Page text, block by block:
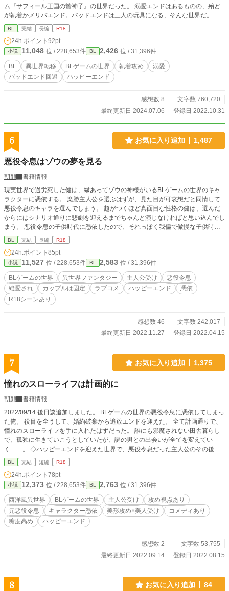
ム『サフィール王国の贄神子』の世界だった。 溺愛エンドはあるものの、殆ど
が執着かメリバエンド。バッドエンドは三人の玩具になる、そんな世界だ。 そ
れに、たった一人の家族、姉にはもう会えない。そのはずが……。 「その声
っ、風真！？」 「えっ！？ 姉ちゃん！？」 クエストクリア報酬は、まさかの
姉との通話だった。 定期的に発生する魔物討伐イベントをクリアしつつ、姉の
アドバイスでバッドエンド回避を目指す。 「姉ちゃん……なんか、ゲームと違
ってきた……」 徐々にズレていく世界。 多発する年齢指定のイベントが、甘い
ものに変わっていく。 友情エンドも目指せるかも？ 淡い期待を抱く風真の行
き着く先は――。 ※今作は、複数人との交際エンドはありません。
BL 完結 長編 R18
24h.ポイント 92pt
小説 11,048 位 / 228,653件 BL 2,426 位 / 31,396件
BL 異世界転移 BLゲームの世界 執着攻め
溺愛
バッドエンド回避
ハッピーエンド
感想数 8
文字数 760,720
最終更新日 2024.07.06
登録日 2022.10.31
6 お気に入り追加 1,487
悪役令息はゾウの夢を見る
朝顔
書籍情報
現実世界で過労死した健は、縁あってゾウの神様がいるBLゲームの世界のキャ
ラクターに憑依する。 楽勝主人公を選ぶはずが、見た目が可哀想だと同情して
悪役令息のキャラを選んでしまう。 超がつくほど真面目な性格の健は、選んだ
からにはシナリオ通りに悲劇を迎えるまでちゃんと演じなければと思い込んでし
まう。 悪役令息の子供時代に憑依したので、それっぽく我儘で傲慢な子供時代
を胃痛を抱えながら、必死に演じていた。 そんな中、ついに因縁の主人公が登
場したので悪役として接するのだが、主人公は予想を超える人物だった。 嫌わ
れようとしているのに、全然嫌ってくれなくてむしろどんどん懐いてしまう。
しかも儚げ美人主人公に成長するはずなのに、なぜか正反対に逞しく成長してし
まい……。 なんとかシナリオ通りに軌道修正しようと奮闘するのだが思いもよ
らぬ方向に……。 嫌われ者の悪役令息なのに、他のキャラ達とも仲良くなって
しまう。 健は新しい世界で幸せを見つけることができるのか。 ※※※ 悪役令息
になりきれなかった主人公が総愛されするお話です。 恋愛面では固定カプ。 子
BL 完結 長編 R18
24h.ポイント 85pt
小説 11,527 位 / 228,653件 BL 2,583 位 / 31,396件
BLゲームの世界 異世界ファンタジー 主人公受け
悪役令息
総愛され
カップルは固定 ラブコメ ハッピーエンド
憑依
R18シーンあり
感想数 46
文字数 242,017
最終更新日 2022.11.27
登録日 2022.04.15
7 お気に入り追加 1,375
憧れのスローライフは計画的に
朝顔
書籍情報
2022/09/14 後日談追加しました。 BLゲームの世界の悪役令息に憑依してしまっ
た俺。 役目を全うして、婚約破棄から追放エンドを迎えた。 全て計画通りで、
憧れのスローライフを手に入れたはずだった。 誰にも邪魔されない田舎暮らし
で、孤独に生きていこうとしていたが、謎の男との出会いが全てを変えてい
く……。 ◇ハッピーエンドを迎えた世界で、悪役令息だった主人公のその後の
お話。 ◇謎のイケメン神父様×恋に後ろ向きな元悪役令息 ◇他サイトで投稿あ
り。
BL 完結 短編 R18
24h.ポイント 78pt
小説 12,373 位 / 228,653件 BL 2,763 位 / 31,396件
西洋風異世界 BLゲームの世界 主人公受け
攻め視点あり
元悪役令息
キャラクター憑依 美形攻め×美人受け
コメディあり
糖度高め
ハッピーエンド
感想数 2
文字数 53,755
最終更新日 2022.09.14
登録日 2022.08.15
8 お気に入り追加 84